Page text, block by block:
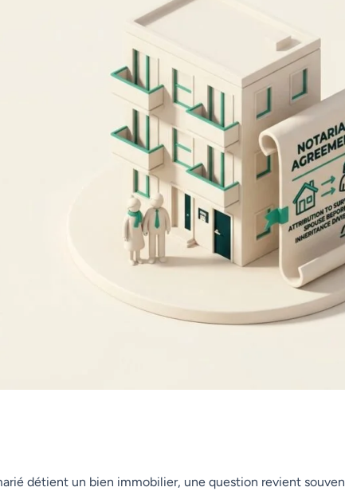
détient un bien immobilier, une question revient